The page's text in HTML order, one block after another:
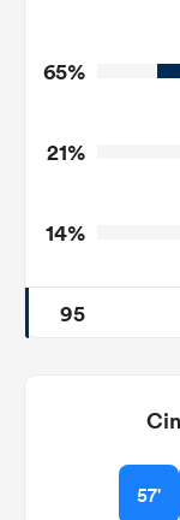
5
2
65%
21%
14%
95
57'